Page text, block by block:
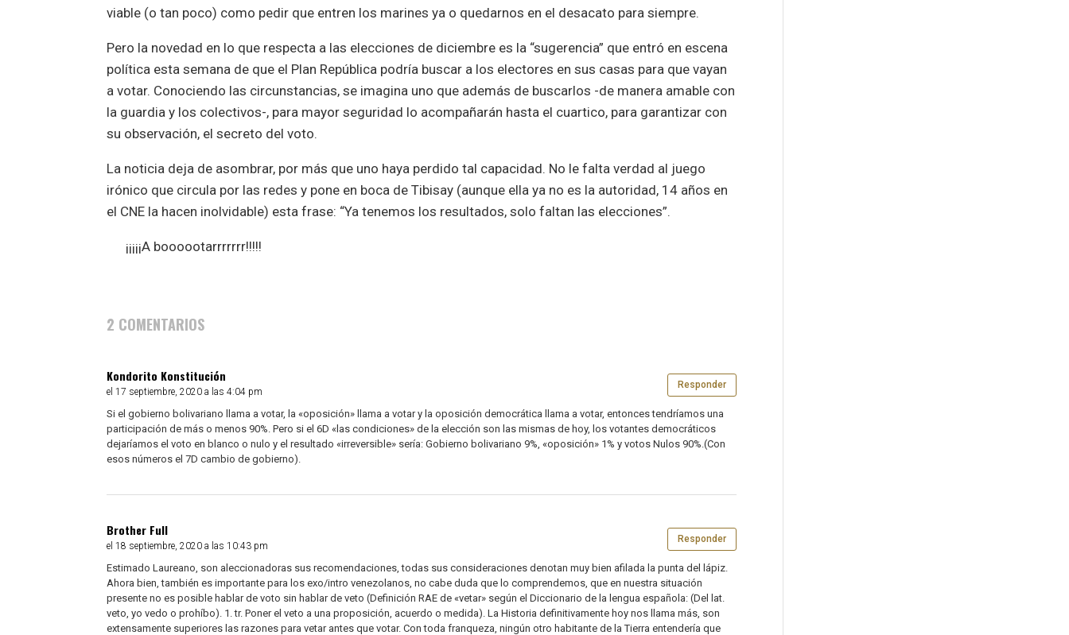
viable (o tan poco) como pedir que entren los marines ya o quedarnos en el desacato para siempre.
Pero la novedad en lo que respecta a las elecciones de diciembre es la “sugerencia” que entró en escena
política esta semana de que el Plan República podría buscar a los electores en sus casas para que vayan
a votar. Conociendo las circunstancias, se imagina uno que además de buscarlos -de manera amable con
la guardia y los colectivos-, para mayor seguridad lo acompañarán hasta el cuartico, para garantizar con
su observación, el secreto del voto.
La noticia deja de asombrar, por más que uno haya perdido tal capacidad. No le falta verdad al juego
irónico que circula por las redes y pone en boca de Tibisay (aunque ella ya no es la autoridad, 14 años en
el CNE la hacen inolvidable) esta frase: “Ya tenemos los resultados, solo faltan las elecciones”.
¡¡¡¡¡A boooootarrrrrrr!!!!!
2 COMENTARIOS
Kondorito Konstitución
el 17 septiembre, 2020 a las 4:04 pm
Si el gobierno bolivariano llama a votar, la «oposición» llama a votar y la oposición democrática llama a votar, entonces tendríamos una
participación de más o menos 90%. Pero si el 6D «las condiciones» de la elección son las mismas de hoy, los votantes democráticos
dejaríamos el voto en blanco o nulo y el resultado «irreversible» sería: Gobierno bolivariano 9%, «oposición» 1% y votos Nulos 90%.(Con
esos números el 7D cambio de gobierno).
Responder
Brother Full
el 18 septiembre, 2020 a las 10:43 pm
Estimado Laureano, son aleccionadoras sus recomendaciones, todas sus consideraciones denotan muy bien afilada la punta del lápiz.
Ahora bien, también es importante para los exo/intro venezolanos, no cabe duda que lo comprendemos, que en nuestra situación
presente no es posible hablar de voto sin hablar de veto (Definición RAE de «vetar» según el Diccionario de la lengua española: (Del lat.
veto, yo vedo o prohíbo). 1. tr. Poner el veto a una proposición, acuerdo o medida). La Historia definitivamente hoy nos llama más, son
extensamente superiores las razones para vetar antes que votar. Con toda franqueza, ningún otro habitante de la Tierra entendería que
Responder